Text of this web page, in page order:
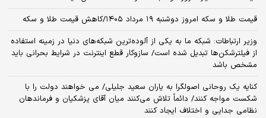
قیمت طلا و سکه امروز دوشنبه ۱۹ مرداد ۱۴۰۵/کاهش قیمت طلا و سکه
وزیر ارتباطات: شبکه ما به یکی از آلوده‌ترین شبکه‌های دنیا در زمینه استفاده
از فیلترشکن‌ها تبدیل شده است/ سازوکار قطع اینترنت در شرایط بحرانی باید
مشخص باشد
کنایه یک روحانی اصولگرا به یاران سعید جلیلی/ می خواهند دولت را با
شکست مواجه کنند/ دائماً تلاش می‌کنند میان آقای پزشکیان و فرماندهان
نظامی جدایی و اختلاف ایجاد کنند